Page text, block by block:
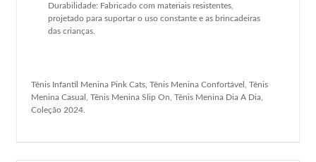
Durabilidade: Fabricado com materiais resistentes,
projetado para suportar o uso constante e as brincadeiras
das crianças.
Tênis Infantil Menina Pink Cats, Tênis Menina Confortável, Tênis
Menina Casual, Tênis Menina Slip On, Tênis Menina Dia A Dia,
Coleção 2024.